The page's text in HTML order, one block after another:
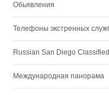
Обьявления
Телефоны экстренных
Russian San Diego
Международная панорама